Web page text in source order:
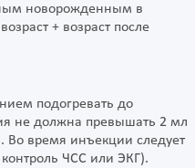
новорожденным в
+ возраст после
подогревать до
не должна превышать 2 мл
Во время инъекции следует
ЧСС или ЭКГ).